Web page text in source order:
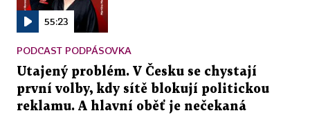
55:23
PODCAST PODPÁSOVKA
Utajený problém. V Česku se chystají
první volby, kdy sítě blokují politickou
reklamu. A hlavní oběť je nečekaná